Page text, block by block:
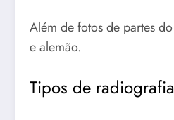
Além de fotos de partes
e alemão.
Tipos de radiografia